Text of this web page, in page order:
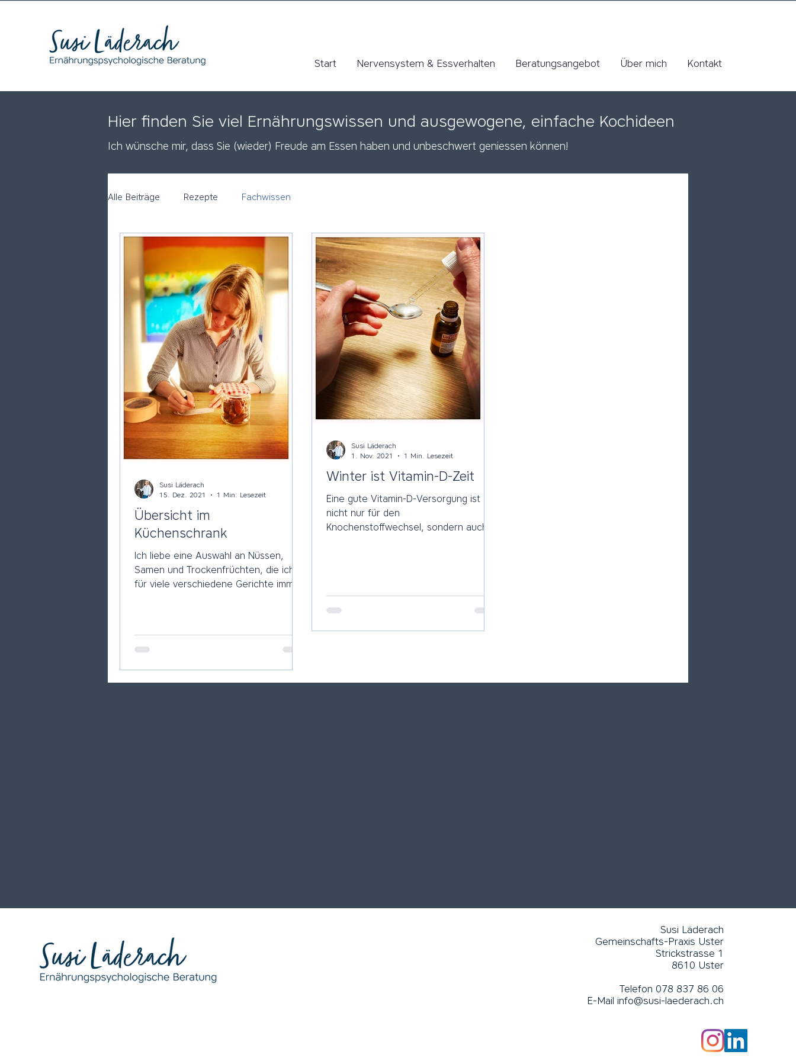
Start Nervensystem & Essverhalten Beratungsangebot Über mich Kontakt
Hier finden Sie viel Ernährungswissen und ausgewogene, einfache Kochideen
Ich wünsche mir, dass Sie (wieder) Freude am Essen haben und unbeschwert geniessen können!
Alle Beiträge Rezepte Fachwissen
Übersicht im
Küchenschrank
Ich liebe eine Auswahl an Nüssen,
Samen und Trockenfrüchten, die ich
für viele verschiedene Gerichte immer
Susi Läderach
15. Dez. 2021
1 Min. Lesezeit
Winter ist Vitamin-D-Zeit
Eine gute Vitamin-D-Versorgung ist
nicht nur für den
Knochenstoffwechsel, sondern auch
Susi Läderach
1. Nov. 2021
1 Min. Lesezeit
Susi Läderach
Gemeinschafts-Praxis Uster
Strickstrasse 1
8610 Uster
Telefon 078 837 86 06
E-Mail info@susi-laederach.ch